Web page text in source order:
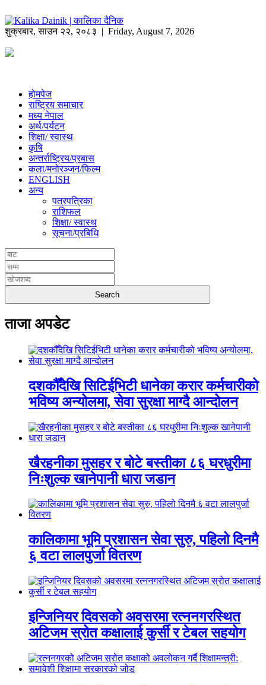
शुक्रबार,साउन २२, २०८३ | Friday, August 7, 2026
होमपेज
राष्ट्रिय समाचार
मध्य नेपाल
अर्थ/पर्यटन
शिक्षा/ स्वास्थ
कृषि
अन्तर्राष्ट्रिय/प्रबास
कला/मनोरञ्जन/फिल्म
ENGLISH
अन्य
पत्रपत्रिका
राशिफल
शिक्षा/ स्वास्थ
सूचना/प्रबिधि
ताजा अपडेट
दशकौँदेखि सिटिईभिटी धानेका करार कर्मचारीको
भविष्य अन्योलमा, सेवा सुरक्षा माग्दै आन्दोलन
खैरहनीका मुसहर र बोटे बस्तीका ८६ घरधुरीमा
निःशुल्क खानेपानी धारा जडान
कालिकामा भूमि प्रशासन सेवा सुरु, पहिलो दिनमै
६ वटा लालपुर्जा वितरण
इन्जिनियर दिवसको अवसरमा रत्ननगरस्थित
अटिजम स्रोत कक्षालाई कुर्सी र टेबल सहयोग